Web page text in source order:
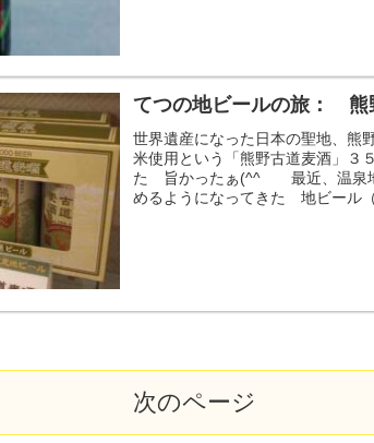
てつの地ビールの旅： 熊
世界遺産になった日本の聖地、
米使用という「熊野古道麦酒」３
た 旨かったぁ(^^ゞ 最近、温泉
めるようになってきた 地ビール
次のページ